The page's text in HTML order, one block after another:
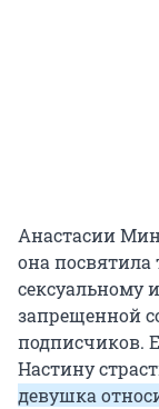
Анастасии
она
сексуальному
запрещенной
подписчиков.
Настину
девушка